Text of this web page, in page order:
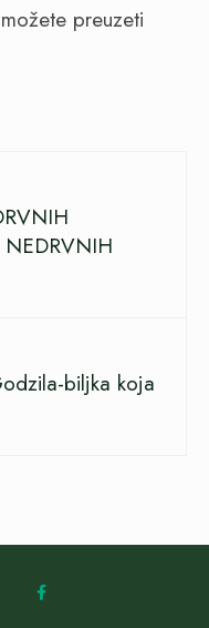
preuzeti
NEDRVNIH
biljka koja